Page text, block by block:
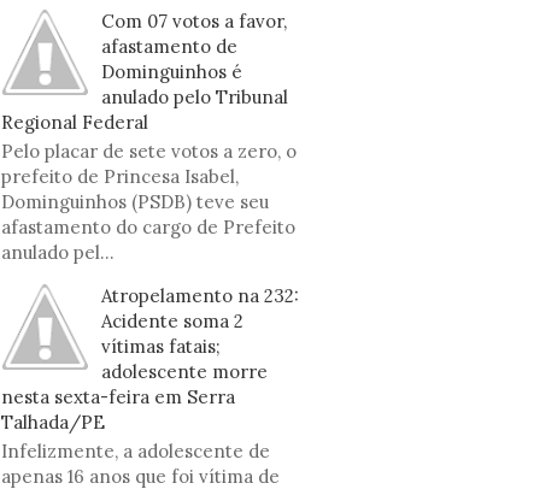
Com 07 votos a favor,
afastamento de
Dominguinhos é
anulado pelo Tribunal
Regional Federal
Pelo placar de sete votos a zero, o
prefeito de Princesa Isabel,
Dominguinhos (PSDB) teve seu
afastamento do cargo de Prefeito
anulado pel...
Atropelamento na 232:
Acidente soma 2
vítimas fatais;
adolescente morre
nesta sexta-feira em Serra
Talhada/PE
Infelizmente, a adolescente de
apenas 16 anos que foi vítima de